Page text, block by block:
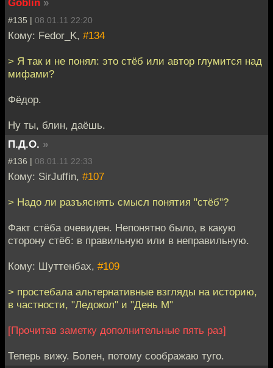
Goblin »
#135 | 08.01.11 22:20
Кому: Fedor_K, #134
> Я так и не понял: это стёб или автор глумится над
мифами?
Фёдор.
Ну ты, блин, даёшь.
П.Д.О. »
#136 | 08.01.11 22:33
Кому: SirJuffin, #107
> Надо ли разъяснять смысл понятия "стёб"?
Факт стёба очевиден. Непонятно было, в какую
сторону стёб: в правильную или в неправильную.
Кому: Шуттенбах, #109
> простебала альтернативные взгляды на историю,
в частности, "Ледокол" и "День М"
[Прочитав заметку дополнительные пять раз]
Теперь вижу. Болен, потому соображаю туго.